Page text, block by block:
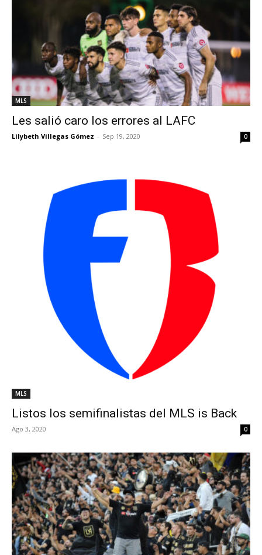
MLS
Les salió caro los errores al LAFC
Lilybeth Villegas Gómez - Sep 19, 2020 0
MLS
Listos los semifinalistas del MLS is Back
Ago 3, 2020 0